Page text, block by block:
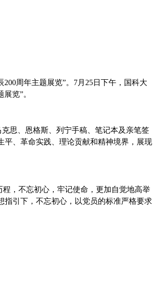
200周年主题展览”。 7月 25日下午，国科大
展览”。
克思、恩格斯、列宁手稿、笔记本及亲笔签
平、革命实践、理论贡献和精神境界，展现
，不忘初心，牢记使命，更加自觉地高举
指引下，不忘初心，以党员的标准严格要求